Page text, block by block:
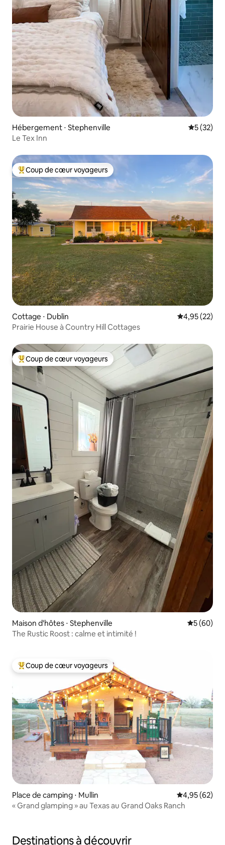
Hébergement ⋅ Stephenville
5 (32)
Le Tex Inn
Coups de cœur voyageurs les plus appréciés
Coup de cœur voyageurs
Cottage ⋅ Dublin Évaluation
4,95 (22)
Prairie House à Country Hill Cottages
Coups de cœur voyageurs les plus appréciés
Coup de cœur voyageurs
Maison d'hôtes ⋅ Stephenville
5 (60)
The Rustic Roost : calme et intimité !
Coups de cœur voyageurs les plus appréciés
Coup de cœur voyageurs
Place de camping ⋅ Mullin Évaluation
4,95 (62)
« Grand glamping » au Texas au Grand Oaks Ranch
Destinations à découvrir